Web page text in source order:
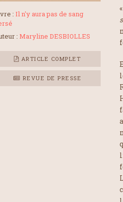
: Il n'y aura pas de sang
: Maryline DESBIOLLES
ARTICLE COMPLET
REVUE DE PRESSE